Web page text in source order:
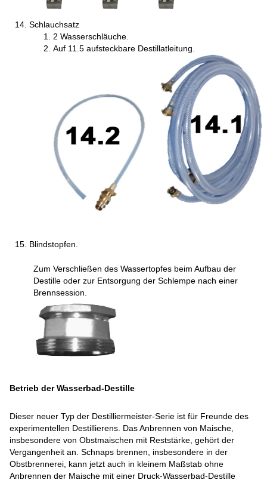
Schlauchsatz
2 Wasserschläuche.
Auf 11.5 aufsteckbare Destillatleitung.
Blindstopfen.
Zum Verschließen des Wassertopfes beim Aufbau der
Destille oder zur Entsorgung der Schlempe nach einer
Brennsession.
Betrieb der Wasserbad-Destille
Dieser neuer Typ der Destilliermeister-Serie ist für Freunde des
experimentellen Destillierens. Das Anbrennen von Maische,
insbesondere von Obstmaischen mit Reststärke, gehört der
Vergangenheit an. Schnaps brennen, insbesondere in der
Obstbrennerei, kann jetzt auch in kleinem Maßstab ohne
Anbrennen der Maische mit einer Druck-Wasserbad-Destille